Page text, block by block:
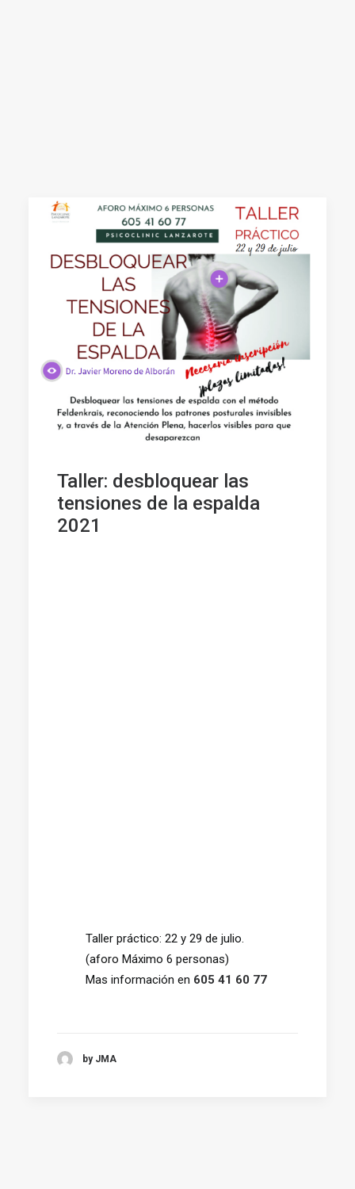
Taller: desbloquear las
tensiones de la espalda
2021
Taller práctico: 22 y 29 de julio.
(aforo Máximo 6 personas)
Mas información en 605 41 60 77
by JMA